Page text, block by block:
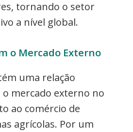
tornando o setor
a nível global.
o Mercado Externo
uma relação
o mercado externo no
ao comércio de
agrícolas. Por um